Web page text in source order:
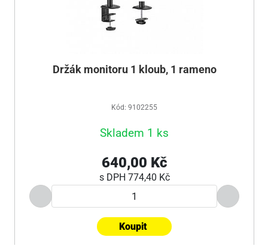
Držák monitoru 1 kloub, 1 rameno
Kód: 9102255
Skladem 1 ks
640,00 Kč
s DPH 774,40 Kč
Koupit